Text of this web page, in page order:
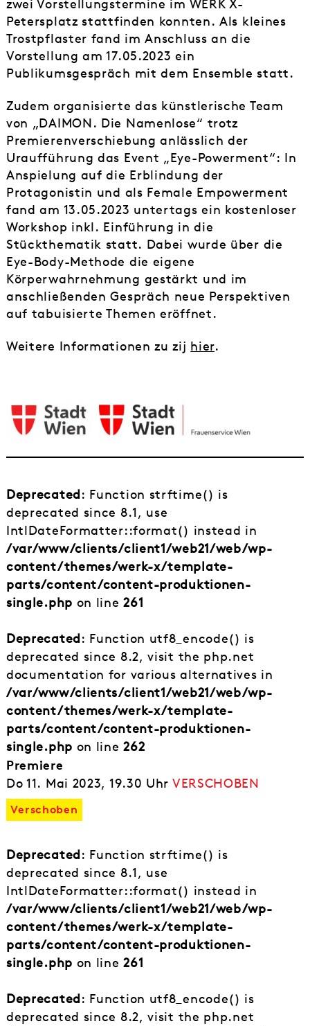
zwei Vorstellungstermine im WERK X-
Petersplatz stattfinden konnten. Als kleines
Trostpflaster fand im Anschluss an die
Vorstellung am 17.05.2023 ein
Publikumsgespräch mit dem Ensemble statt.
Zudem organisierte das künstlerische Team
von „DAIMON. Die Namenlose“ trotz
Premierenverschiebung anlässlich der
Uraufführung das Event „Eye-Powerment“: In
Anspielung auf die Erblindung der
Protagonistin und als Female Empowerment
fand am 13.05.2023 untertags ein kostenloser
Workshop inkl. Einführung in die
Stückthematik statt. Dabei wurde über die
Eye-Body-Methode die eigene
Körperwahrnehmung gestärkt und im
anschließenden Gespräch neue Perspektiven
auf tabuisierte Themen eröffnet.
Weitere Informationen zu zij hier.
Deprecated: Function strftime() is
deprecated since 8.1, use
IntlDateFormatter::format() instead in
/var/www/clients/client1/web21/web/wp-
content/themes/werk-x/template-
parts/content/content-produktionen-
single.php on line261
Deprecated: Function utf8_encode() is
deprecated since 8.2, visit the php.net
documentation for various alternatives in
/var/www/clients/client1/web21/web/wp-
content/themes/werk-x/template-
parts/content/content-produktionen-
single.php on line262
Premiere
Do 11. Mai 2023, 19.30 Uhr VERSCHOBEN
Verschoben
Deprecated: Function strftime() is
deprecated since 8.1, use
IntlDateFormatter::format() instead in
/var/www/clients/client1/web21/web/wp-
content/themes/werk-x/template-
parts/content/content-produktionen-
single.php on line261
Deprecated: Function utf8_encode() is
deprecated since 8.2, visit the php.net